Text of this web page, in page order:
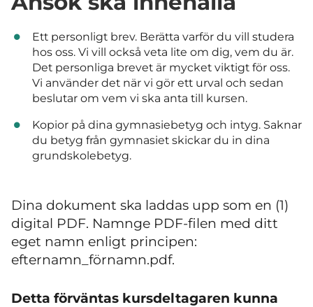
Ett personligt brev. Berätta varför du vill studera
hos oss. Vi vill också veta lite om dig, vem du är.
Det personliga brevet är mycket viktigt för oss.
Vi använder det när vi gör ett urval och sedan
beslutar om vem vi ska anta till kursen.
Kopior på dina gymnasiebetyg och intyg. Saknar
du betyg från gymnasiet skickar du in dina
grundskolebetyg.
Dina dokument ska laddas upp som en (1)
digital PDF. Namnge PDF-filen med ditt
eget namn enligt principen:
efternamn_förnamn.pdf.
Detta förväntas kursdeltagaren kunna